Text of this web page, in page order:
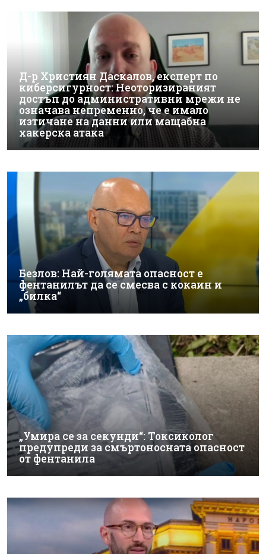
Д-р Християн Даскалов, експерт по
киберсигурност: Неоторизираният
достъп до административни мрежи не
означава непременно, че е имало
изтичане на данни или мащабна
хакерска атака
Безлов: Най-голямата опасност е
фентанилът да се смесва с кокаин и
„билка“
„Умира се за секунди“: Токсиколог
предупреди за смъртоносната опасност
от фентанила